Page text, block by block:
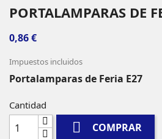
PORTALAMPARAS DE
0,86 €
Impuestos incluidos
Portalamparas de Feria E27
Cantidad
 COMPRAR